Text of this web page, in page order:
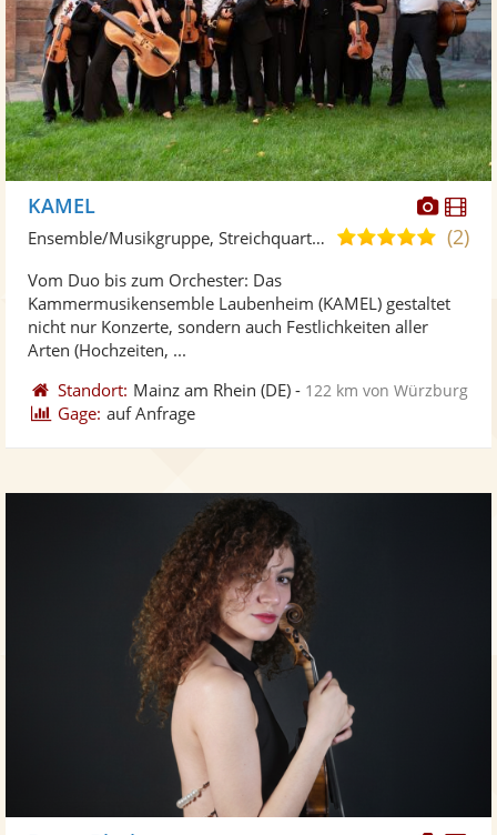
KAMEL
5,0(2)
Ensemble/Musikgruppe, Streichquartett
Vom Duo bis zum Orchester: Das
Kammermusikensemble Laubenheim (KAMEL) gestaltet
nicht nur Konzerte, sondern auch Festlichkeiten aller
Arten (Hochzeiten, ...
Standort: Mainz am Rhein (DE) - 122 km von Würzburg
Gage: auf Anfrage